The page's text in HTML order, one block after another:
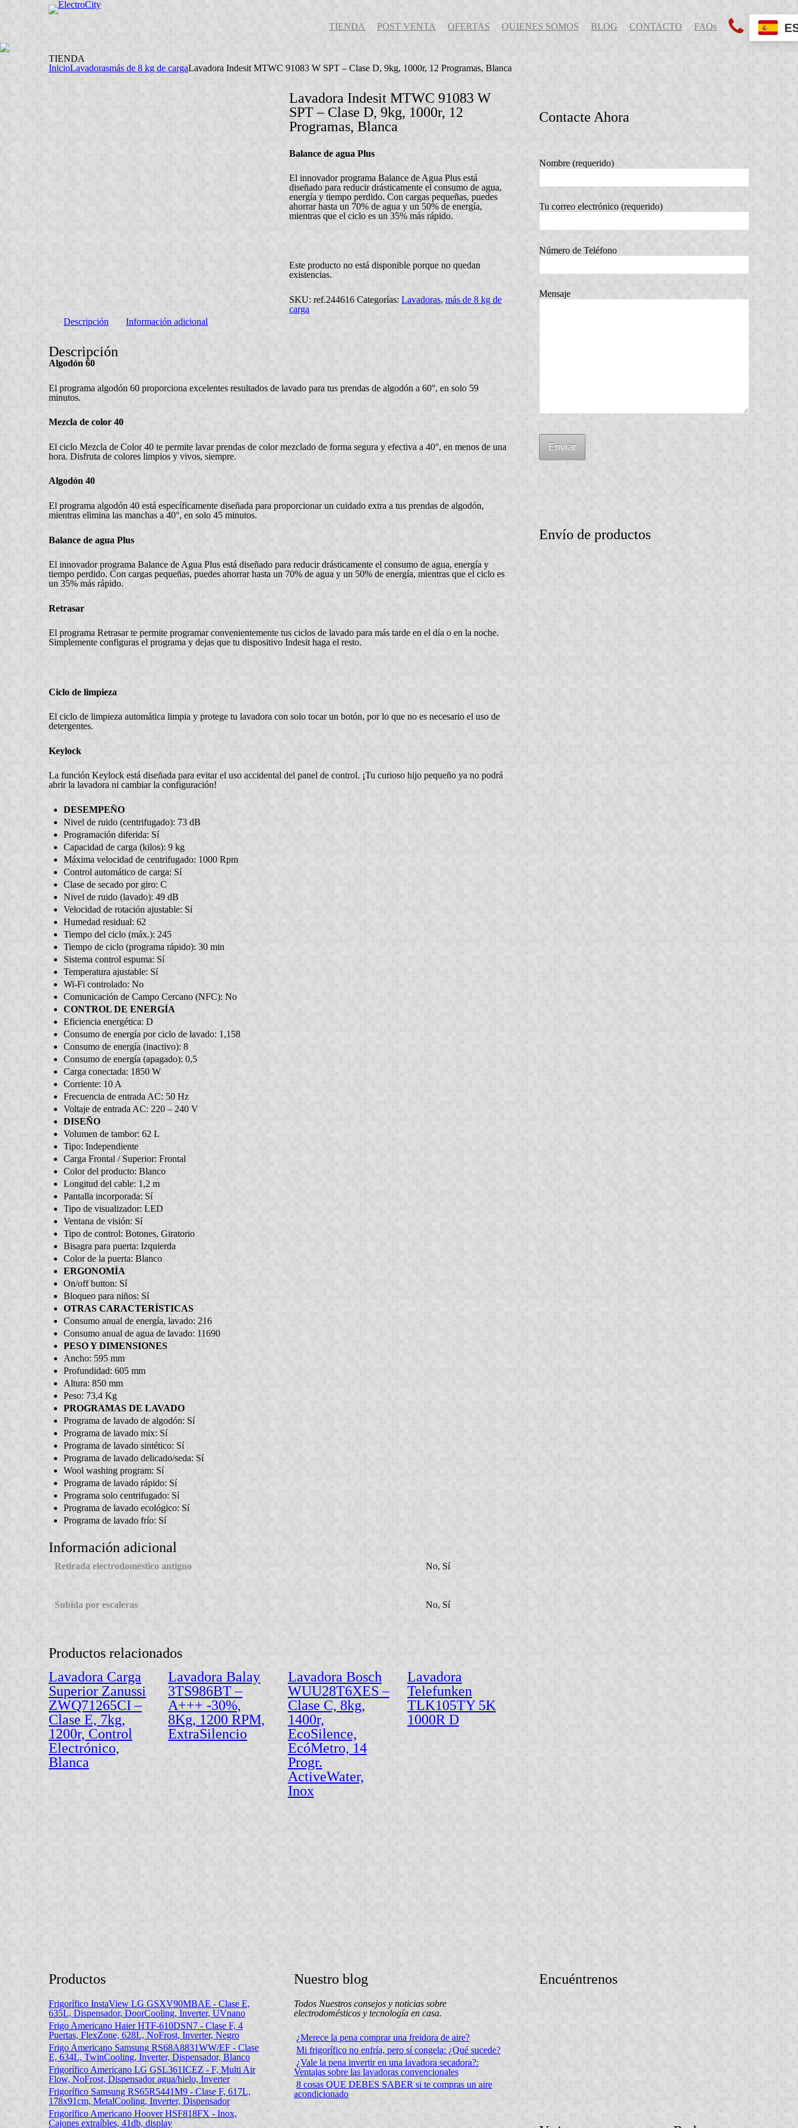
TIENDA POST VENTA OFERTAS QUIENES SOMOS BLOG CONTACTO FAQs
TIENDA
InicioLavadorasmás de 8 kg de cargaLavadora Indesit MTWC 91083 W SPT – Clase D, 9kg, 1000r, 12 Programas, Blanca
Lavadora Indesit MTWC 91083 W
SPT – Clase D, 9kg, 1000r, 12
Programas, Blanca
Balance de agua Plus
El innovador programa Balance de Agua Plus está
diseñado para reducir drásticamente el consumo de agua,
energía y tiempo perdido. Con cargas pequeñas, puedes
ahorrar hasta un 70% de agua y un 50% de energía,
mientras que el ciclo es un 35% más rápido.
Este producto no está disponible porque no quedan
existencias.
SKU: ref.244616 Categorías: Lavadoras, más de 8 kg de
carga
Descripción
Información adicional
Descripción
Algodón 60
El programa algodón 60 proporciona excelentes resultados de lavado para tus prendas de algodón a 60°, en solo 59
minutos.
Mezcla de color 40
El ciclo Mezcla de Color 40 te permite lavar prendas de color mezclado de forma segura y efectiva a 40°, en menos de una
hora. Disfruta de colores limpios y vivos, siempre.
Algodón 40
El programa algodón 40 está específicamente diseñada para proporcionar un cuidado extra a tus prendas de algodón,
mientras elimina las manchas a 40°, en solo 45 minutos.
Balance de agua Plus
El innovador programa Balance de Agua Plus está diseñado para reducir drásticamente el consumo de agua, energía y
tiempo perdido. Con cargas pequeñas, puedes ahorrar hasta un 70% de agua y un 50% de energía, mientras que el ciclo es
un 35% más rápido.
Retrasar
El programa Retrasar te permite programar convenientemente tus ciclos de lavado para más tarde en el día o en la noche.
Simplemente configuras el programa y dejas que tu dispositivo Indesit haga el resto.
Ciclo de limpieza
El ciclo de limpieza automática limpia y protege tu lavadora con solo tocar un botón, por lo que no es necesario el uso de
detergentes.
Keylock
La función Keylock está diseñada para evitar el uso accidental del panel de control. ¡Tu curioso hijo pequeño ya no podrá
abrir la lavadora ni cambiar la configuración!
DESEMPEÑO
Nivel de ruido (centrifugado): 73 dB
Programación diferida: Sí
Capacidad de carga (kilos): 9 kg
Máxima velocidad de centrifugado: 1000 Rpm
Control automático de carga: Sí
Clase de secado por giro: C
Nivel de ruido (lavado): 49 dB
Velocidad de rotación ajustable: Sí
Humedad residual: 62
Tiempo del ciclo (máx.): 245
Tiempo de ciclo (programa rápido): 30 min
Sistema control espuma: Sí
Temperatura ajustable: Sí
Wi-Fi controlado: No
Comunicación de Campo Cercano (NFC): No
CONTROL DE ENERGÍA
Eficiencia energética: D
Consumo de energía por ciclo de lavado: 1,158
Consumo de energía (inactivo): 8
Consumo de energía (apagado): 0,5
Carga conectada: 1850 W
Corriente: 10 A
Frecuencia de entrada AC: 50 Hz
Voltaje de entrada AC: 220 – 240 V
DISEÑO
Volumen de tambor: 62 L
Tipo: Independiente
Carga Frontal / Superior: Frontal
Color del producto: Blanco
Longitud del cable: 1,2 m
Pantalla incorporada: Sí
Tipo de visualizador: LED
Ventana de visión: Sí
Tipo de control: Botones, Giratorio
Bisagra para puerta: Izquierda
Color de la puerta: Blanco
ERGONOMÍA
On/off button: Sí
Bloqueo para niños: Sí
OTRAS CARACTERÍSTICAS
Consumo anual de energía, lavado: 216
Consumo anual de agua de lavado: 11690
PESO Y DIMENSIONES
Ancho: 595 mm
Profundidad: 605 mm
Altura: 850 mm
Peso: 73,4 Kg
PROGRAMAS DE LAVADO
Programa de lavado de algodón: Sí
Programa de lavado mix: Sí
Programa de lavado sintético: Sí
Programa de lavado delicado/seda: Sí
Wool washing program: Sí
Programa de lavado rápido: Sí
Programa solo centrifugado: Sí
Programa de lavado ecológico: Sí
Programa de lavado frío: Sí
Información adicional
Retirada electrodoméstico antiguo No, Sí
Subida por escaleras No, Sí
Productos relacionados
Lavadora Carga
Superior Zanussi
ZWQ71265CI –
Clase E, 7kg,
1200r, Control
Electrónico,
Blanca
Lavadora Balay
3TS986BT –
A+++ -30%,
8Kg, 1200 RPM,
ExtraSilencio
Lavadora Bosch
WUU28T6XES –
Clase C, 8kg,
1400r,
EcoSilence,
EcóMetro, 14
Progr.
ActiveWater,
Inox
Lavadora
Telefunken
TLK105TY 5K
1000R D
Contacte Ahora
Nombre (requerido)
Tu correo electrónico (requerido)
Número de Teléfono
Mensaje
Envío de productos
Productos
Frigorífico InstaView LG GSXV90MBAE - Clase E,
635L, Dispensador, DoorCooling, Inverter, UVnano
Frigo Americano Haier HTF-610DSN7 - Clase F, 4
Puertas, FlexZone, 628L, NoFrost, Inverter, Negro
Frigo Americano Samsung RS68A8831WW/EF - Clase
E, 634L, TwinCooling, Inverter, Dispensador, Blanco
Frigorífico Americano LG GSL361ICEZ - F, Multi Air
Flow, NoFrost, Dispensador agua/hielo, Inverter
Frigorífico Samsung RS65R5441M9 - Clase F, 617L,
178x91cm, MetalCooling, Inverter, Dispensador
Frigorifico Americano Hoover HSF818FX - Inox,
Cajones extraíbles, 41db, display
Nuestro blog
Todos Nuestros consejos y noticias sobre
electrodomésticos y tecnología en casa.
¿Merece la pena comprar una freidora de aire?
Mi frigorífico no enfría, pero sí congela: ¿Qué sucede?
¿Vale la pena invertir en una lavadora secadora?:
Ventajas sobre las lavadoras convencionales
8 cosas QUE DEBES SABER si te compras un aire
acondicionado
Encuéntrenos